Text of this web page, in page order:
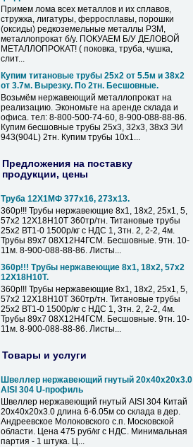
Примем лома всех металлов и их сплавов,
стружка, лигатуры, ферросплавы, порошки
(оксиды) редкоземельные металлы РЗМ,
металлопрокат б/у. ПОКУАЕМ Б/У ДЕЛОВОЙ
МЕТАЛЛОПРОКАТ! ( поковка, труба, чушка,
слит...
Купим титановые трубы 25х2 от 5.5м и 38х2
от 3.7м. Вырезку. По 2тн. Бесшовные.
Возьмём нержавеющий металлопрокат на
реализацию. Экономьте на аренде склада и
офиса. тел: 8-800-500-74-60, 8-900-088-88-86.
Купим бесшовные трубы 25х3, 32х3, 38х3 ЭИ
943(904L) 2тн. Купим трубы 10х1...
Предложения на поставку
продукции, цены
Труба 12Х1МФ 377х16, 273х13.
360р!!! Трубы нержавеющие 8х1, 18х2, 25х1, 5,
57х2 12Х18Н10Т 360тр/тн. Титановые трубы
25х2 ВТ1-0 1500р/кг с НДС 1, 3тн. 2, 2-2, 4м.
Трубы 89х7 08Х12Н4ГСМ. Бесшовные. 9тн. 10-
11м. 8-900-088-88-86. Листы...
360р!!! Трубы нержавеющие 8х1, 18х2, 57х2
12Х18Н10Т.
360р!!! Трубы нержавеющие 8х1, 18х2, 25х1, 5,
57х2 12Х18Н10Т 360тр/тн. Титановые трубы
25х2 ВТ1-0 1500р/кг с НДС 1, 3тн. 2, 2-2, 4м.
Трубы 89х7 08Х12Н4ГСМ. Бесшовные. 9тн. 10-
11м. 8-900-088-88-86. Листы...
Товары и услуги
Швеллер нержавеющий гнутый 20х40х20х3.0
AISI 304 U-профиль
Швеллер нержавеющий гнутый AISI 304 Китай
20х40х20х3.0 длина 6-6.05м со склада в дер.
Андреевское Молоковского с.п. Московской
области. Цена 475 руб/кг с НДС. Минимальная
партия - 1 штука. Ц...